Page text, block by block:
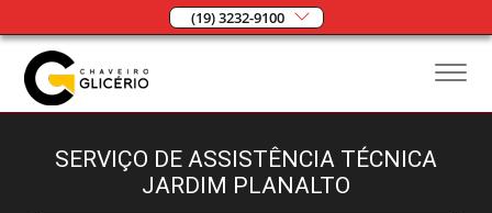
(19) 3232-9100
SERVIÇO DE ASSISTÊNCIA TÉCNICA
JARDIM PLANALTO